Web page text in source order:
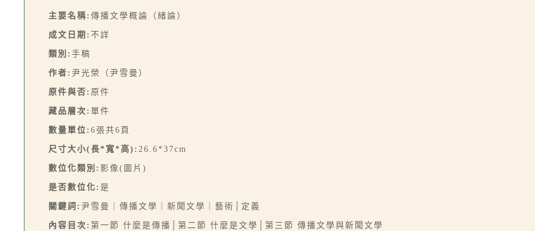
主要名稱: 傳播文學概論（緒論）
成文日期: 不詳
類別: 手稿
作者: 尹光榮（尹雪曼）
原件與否: 原件
藏品層次: 單件
數量單位: 6張共6頁
尺寸大小(長*寬*高): 26.6*37cm
數位化類別: 影像(圖片)
是否數位化: 是
關鍵詞: 尹雪曼｜傳播文學｜新聞文學｜藝術│定義
內容目次: 第一節 什麼是傳播│第二節 什麼是文學│第三節 傳播文學與新聞文學